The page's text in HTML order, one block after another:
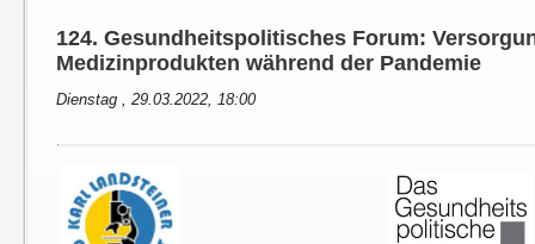
124. Gesundheitspolitisches Forum:
Medizinprodukten während der Pandemie
Dienstag , 29.03.2022, 18:00